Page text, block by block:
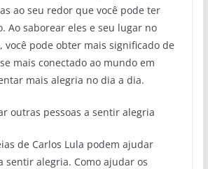
ao seu redor que você pode ter
Ao saborear eles e seu lugar no
você pode obter mais significado de
mais conectado ao mundo em
mais alegria no dia a dia.
outras pessoas a sentir alegria
de Carlos Lula podem ajudar
sentir alegria. Como ajudar os